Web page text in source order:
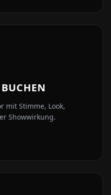
mit Stimme, Look,
Showwirkung.